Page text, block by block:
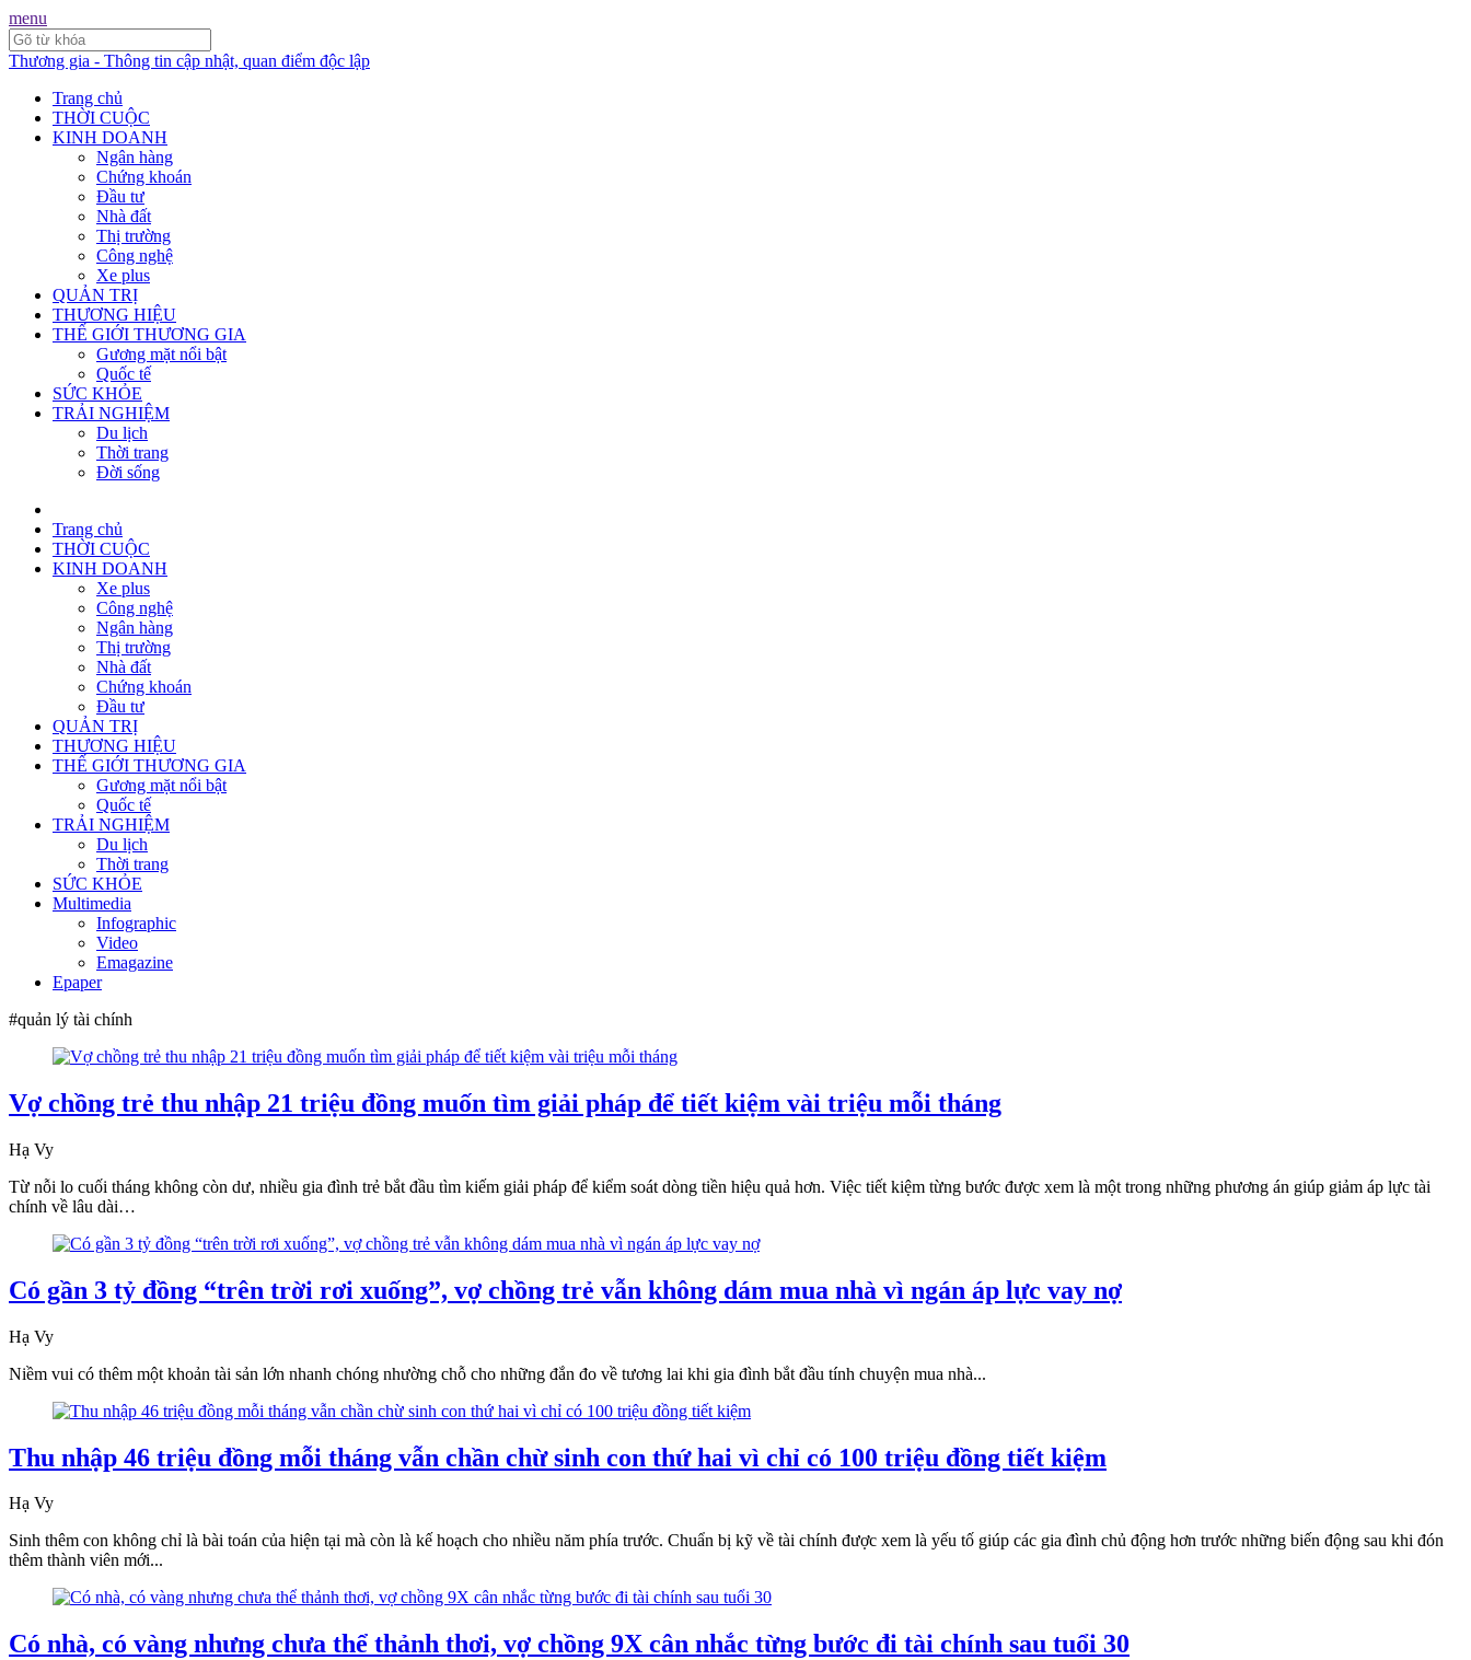
menu
Thương gia - Thông tin cập nhật, quan điểm độc lập
Trang chủ
THỜI CUỘC
KINH DOANH
Ngân hàng
Chứng khoán
Đầu tư
Nhà đất
Thị trường
Công nghệ
Xe plus
QUẢN TRỊ
THƯƠNG HIỆU
THẾ GIỚI THƯƠNG GIA
Gương mặt nổi bật
Quốc tế
SỨC KHỎE
TRẢI NGHIỆM
Du lịch
Thời trang
Đời sống
Trang chủ
THỜI CUỘC
KINH DOANH
Xe plus
Công nghệ
Ngân hàng
Thị trường
Nhà đất
Chứng khoán
Đầu tư
QUẢN TRỊ
THƯƠNG HIỆU
THẾ GIỚI THƯƠNG GIA
Gương mặt nổi bật
Quốc tế
TRẢI NGHIỆM
Du lịch
Thời trang
SỨC KHỎE
Multimedia
Infographic
Video
Emagazine
Epaper
#quản lý tài chính
Vợ chồng trẻ thu nhập 21 triệu đồng muốn tìm giải pháp để tiết kiệm vài triệu mỗi tháng
Hạ Vy
Từ nỗi lo cuối tháng không còn dư, nhiều gia đình trẻ bắt đầu tìm kiếm giải pháp để kiểm soát dòng tiền hiệu quả hơn. Việc tiết kiệm từng bước được xem là một trong những phương án giúp giảm áp lực tài
chính về lâu dài…
Có gần 3 tỷ đồng “trên trời rơi xuống”, vợ chồng trẻ vẫn không dám mua nhà vì ngán áp lực vay nợ
Hạ Vy
Niềm vui có thêm một khoản tài sản lớn nhanh chóng nhường chỗ cho những đắn đo về tương lai khi gia đình bắt đầu tính chuyện mua nhà...
Thu nhập 46 triệu đồng mỗi tháng vẫn chần chừ sinh con thứ hai vì chỉ có 100 triệu đồng tiết kiệm
Hạ Vy
Sinh thêm con không chỉ là bài toán của hiện tại mà còn là kế hoạch cho nhiều năm phía trước. Chuẩn bị kỹ về tài chính được xem là yếu tố giúp các gia đình chủ động hơn trước những biến động sau khi đón
thêm thành viên mới...
Có nhà, có vàng nhưng chưa thể thảnh thơi, vợ chồng 9X cân nhắc từng bước đi tài chính sau tuổi 30